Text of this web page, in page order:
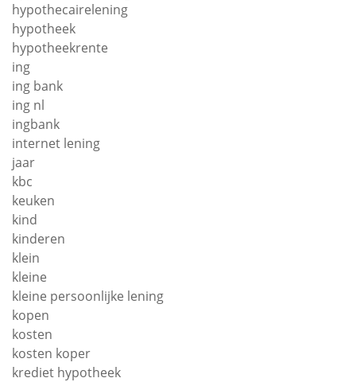
hypothecairelening
hypotheek
hypotheekrente
ing
ing bank
ing nl
ingbank
internet lening
jaar
kbc
keuken
kind
kinderen
klein
kleine
kleine persoonlijke lening
kopen
kosten
kosten koper
krediet hypotheek